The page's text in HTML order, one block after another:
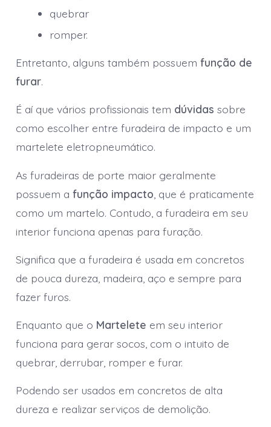
quebrar
romper.
Entretanto, alguns também possuem função de
furar.
É aí que vários profissionais tem dúvidas sobre
como escolher entre furadeira de impacto e um
martelete eletropneumático.
As furadeiras de porte maior geralmente
possuem a função impacto , que é praticamente
como um martelo. Contudo, a furadeira em seu
interior funciona apenas para furação.
Significa que a furadeira é usada em concretos
de pouca dureza, madeira, aço e sempre para
fazer furos.
Enquanto que o Martelete em seu interior
funciona para gerar socos, com o intuito de
quebrar, derrubar, romper e furar.
Podendo ser usados em concretos de alta
dureza e realizar serviços de demolição.